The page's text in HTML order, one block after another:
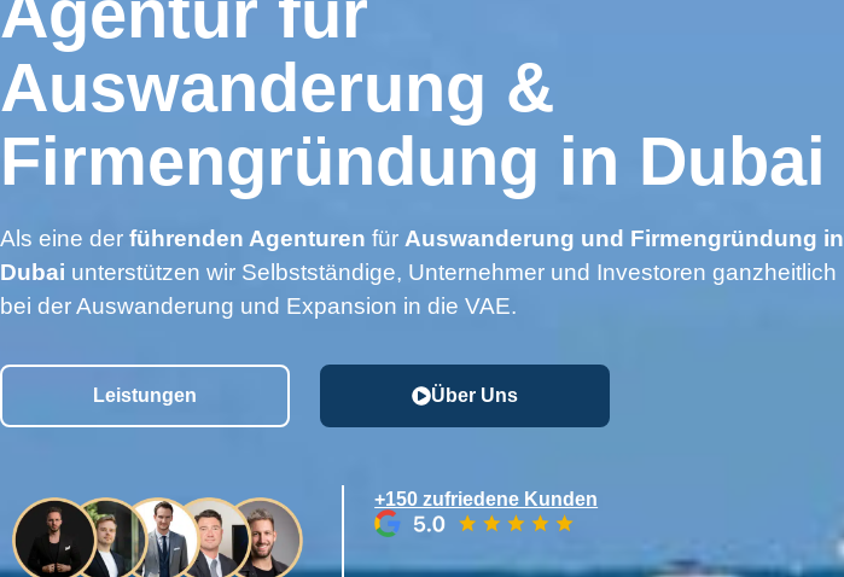
Auswanderung &
Firmengründung in Dubai
Als eine der führenden Agenturen für Auswanderung und Firmengründung in
Dubai unterstützen wir Selbstständige, Unternehmer und Investoren ganzheitlich
bei der Auswanderung und Expansion in die VAE.
Leistungen Über Uns
+150 zufriedene Kunden